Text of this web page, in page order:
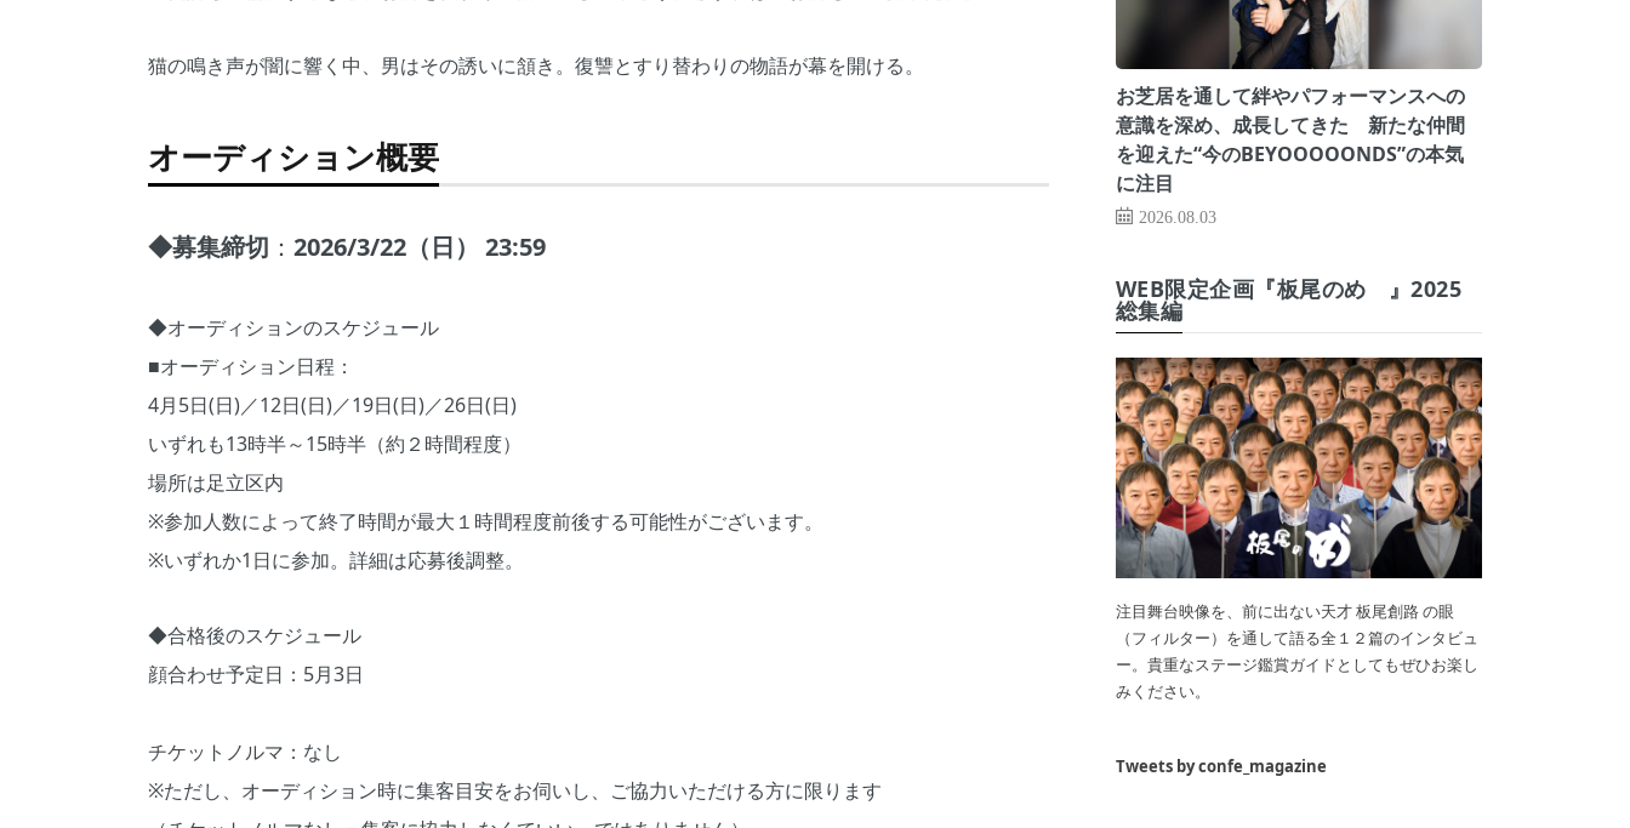
猫の鳴き声が闇に響く中、男はその誘いに頷き。復讐とすり替わりの物語が幕を開ける。
オーディション概要
◆募集締切 ： 2026/3/22（日） 23:59
◆オーディションのスケジュール
■オーディション日程：
4月5日(日)／12日(日)／19日(日)／26日(日)
いずれも13時半～15時半（約２時間程度）
場所は足立区内
※参加人数によって終了時間が最大１時間程度前後する可能性がございます。
※いずれか1日に参加。詳細は応募後調整。
◆合格後のスケジュール
顔合わせ予定日：5月3日
チケットノルマ：なし
※ただし、オーディション時に集客目安をお伺いし、ご協力いただける方に限ります
お芝居を通して絆やパフォーマンスへの
意識を深め、成長してきた 新たな仲間
を迎えた“今のBEYOOOOONDS”の本気
に注目
2026.08.03
WEB限定企画『板尾のめ゙』2025
総集編
注目舞台映像を、前に出ない天才 板尾創路 の眼
（フィルター）を通して語る全１２篇のインタビュ
ー。貴重なステージ鑑賞ガイドとしてもぜひお楽し
みください。
Tweets by confe_magazine